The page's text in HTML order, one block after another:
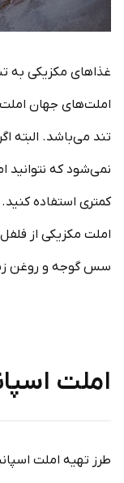
غذاهای مکزیکی به
املت‌های جهان
تند می‌باشد. البته
نمی‌شود که
کمتری استفاده
املت مکزیکی از فلفل
سس گوجه و روغن
املت
طرز تهیه املت